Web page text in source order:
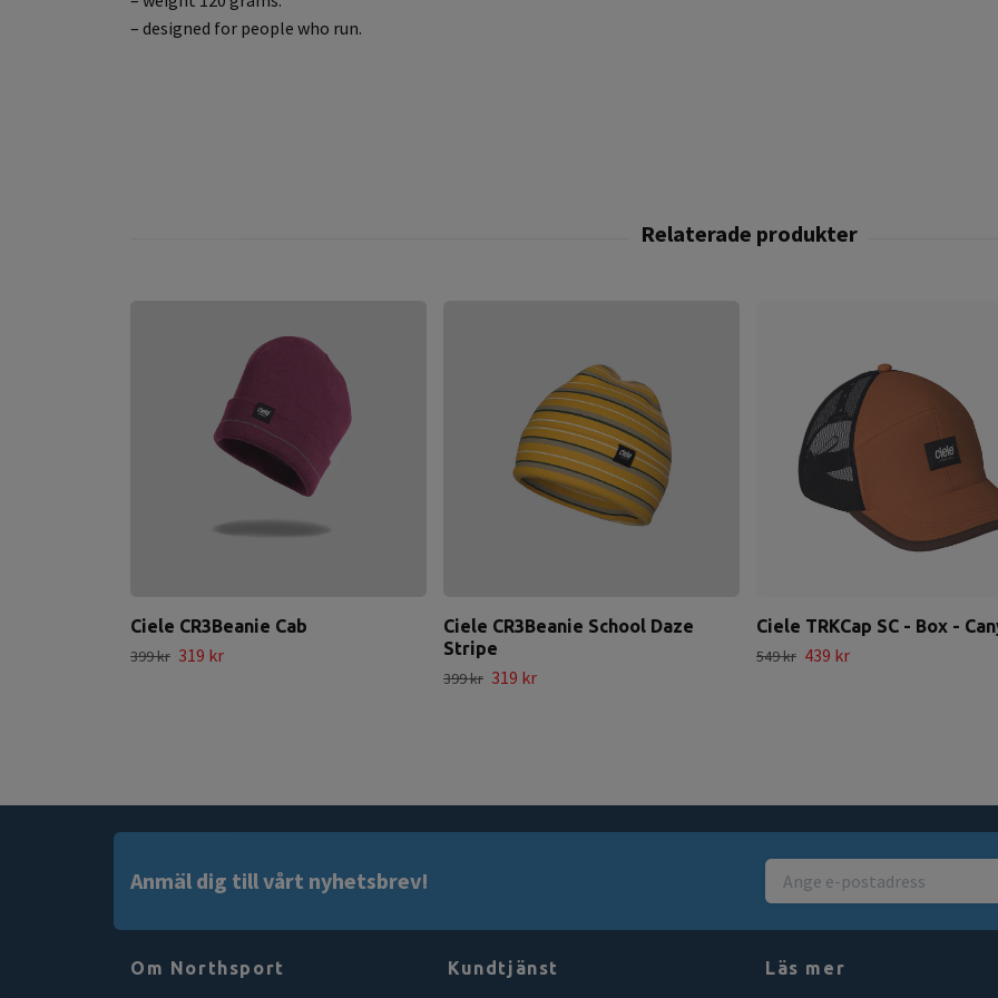
– designed for people who run.
Ciele CR3Beanie Cab
399 kr 319 kr
Ciele CR3Beanie School Daze
Stripe
399 kr 319 kr
Ciele TRKCap SC - Box -
549 kr 439 kr
Anmäl dig till vårt nyhetsbrev!
Om Northsport Kundtjänst Läs mer